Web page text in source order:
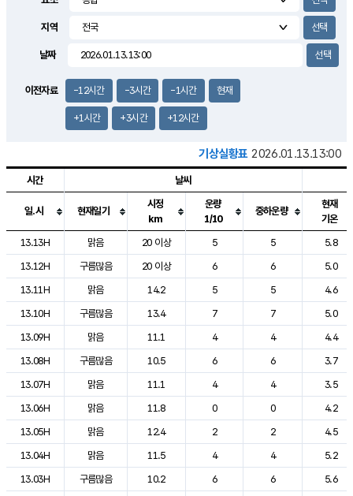
1.1m/s
지역
날짜
이전자료 -12시간 -3시간 -1시간 현재
+1시간 +3시간 +12시간
기상실황표 2026.01.13.13:00
도시별 기상실황표로 지점, 날씨, 기온, 강수, 바람, 기압등을 안내한 표입
시간 날씨
일.시 현재일기
시정
km
운량
1/10
중하운량
현재
기온
13.13H
맑음 20 이상 5 5
5.8
13.12H
구름많음 20 이상 6 6
5.0
13.11H
맑음 14.2 5 5
4.6
13.10H
구름많음 13.4 7 7
5.0
13.09H
맑음 11.1 4 4
4.4
13.08H
구름많음 10.5 6 6
3.7
13.07H
맑음 11.1 4 4
3.5
13.06H
맑음 11.8 0 0
4.2
13.05H
맑음 12.4 2 2
4.5
13.04H
맑음 11.5 4 4
5.2
13.03H
구름많음 10.2 6 6
5.6